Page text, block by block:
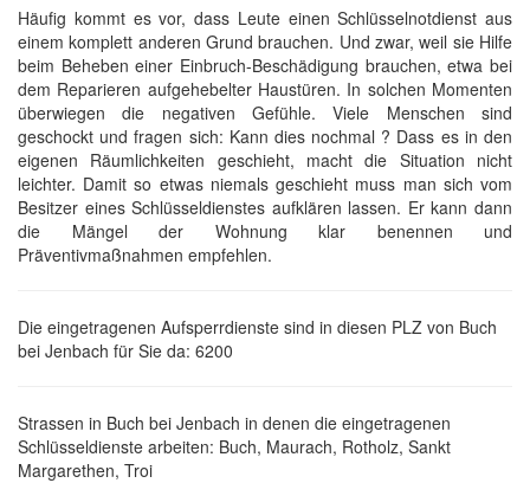
Häufig kommt es vor, dass Leute einen Schlüsselnotdienst aus
einem komplett anderen Grund brauchen. Und zwar, weil sie Hilfe
beim Beheben einer Einbruch-Beschädigung brauchen, etwa bei
dem Reparieren aufgehebelter Haustüren. In solchen Momenten
überwiegen die negativen Gefühle. Viele Menschen sind
geschockt und fragen sich: Kann dies nochmal ? Dass es in den
eigenen Räumlichkeiten geschieht, macht die Situation nicht
leichter. Damit so etwas niemals geschieht muss man sich vom
Besitzer eines Schlüsseldienstes aufklären lassen. Er kann dann
die Mängel der Wohnung klar benennen und
Präventivmaßnahmen empfehlen.
Die eingetragenen Aufsperrdienste sind in diesen PLZ von Buch
bei Jenbach für Sie da: 6200
Strassen in Buch bei Jenbach in denen die eingetragenen
Schlüsseldienste arbeiten: Buch, Maurach, Rotholz, Sankt
Margarethen, Troi